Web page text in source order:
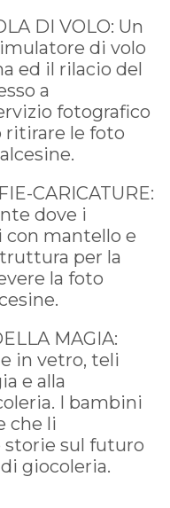
DI VOLO: Un
di volo
ed il rilacio del
a
fotografico
ritirare le foto
CARICATURE:
dove i
mantello e
per la
la foto
MAGIA:
in vetro, teli
e alla
I bambini
che li
storie sul futuro
giocoleria.